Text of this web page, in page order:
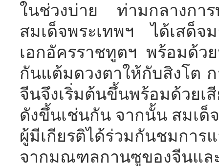
ในช่วงบ่าย ท่ามกลางการ
สมเด็จพระเทพฯ ได้เสด็จ
เอกอัครราชทูตฯ พร้อมด้ว
กันแต้มดวงตาให้กับสิงโต
จีนจึงเริ่มต้นขึ้นพร้อมด้วยเ
ดังขึ้นเช่นกัน จากนั้น สมเด็
ผู้มีเกียรติได้ร่วมกันชมกา
จากมณฑลกานซูของจีนแล